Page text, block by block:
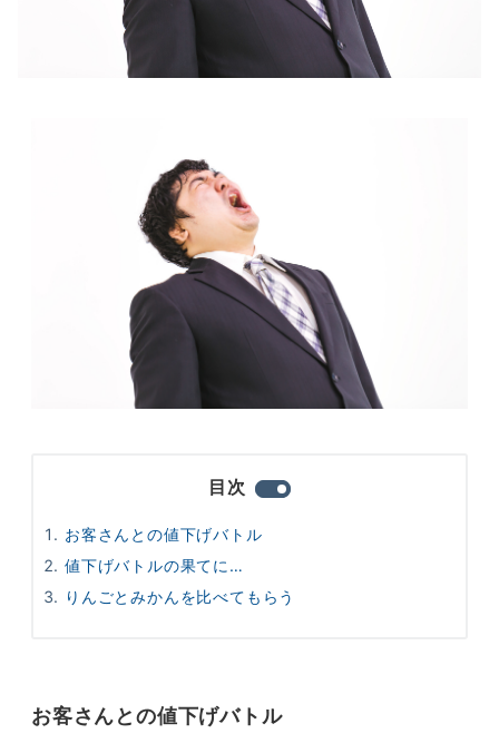
目次
お客さんとの値下げバトル
値下げバトルの果てに…
りんごとみかんを比べてもらう
お客さんとの値下げバトル